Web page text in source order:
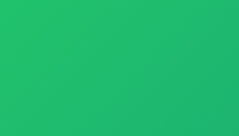
economizar juntos no Mercado